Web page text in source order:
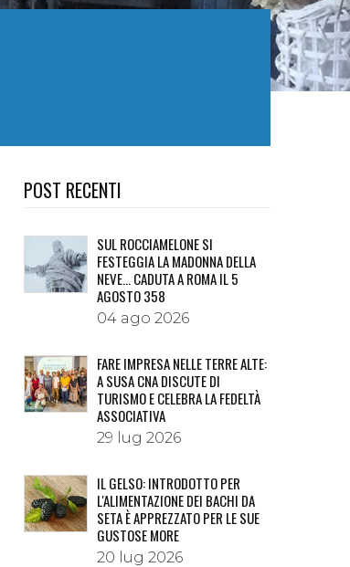
POST RECENTI
SUL ROCCIAMELONE SI
FESTEGGIA LA MADONNA DELLA
NEVE… CADUTA A ROMA IL 5
AGOSTO 358
04 ago 2026
FARE IMPRESA NELLE TERRE ALTE:
A SUSA CNA DISCUTE DI
TURISMO E CELEBRA LA FEDELTÀ
ASSOCIATIVA
29 lug 2026
IL GELSO: INTRODOTTO PER
L'ALIMENTAZIONE DEI BACHI DA
SETA È APPREZZATO PER LE SUE
GUSTOSE MORE
20 lug 2026